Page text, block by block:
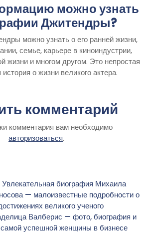
можно узнать
Джитендры?
можно узнать о его ранней жизни,
семье, карьере в киноиндустрии,
жизни и многом другом. Это непростая
о жизни великого актера.
комментарий
комментария вам необходимо
авторизоваться.
Увлекательная биография Михаила
— малоизвестные подробности о
великого ученого
Валберис — фото, биография и
самой успешной женщины в бизнесе